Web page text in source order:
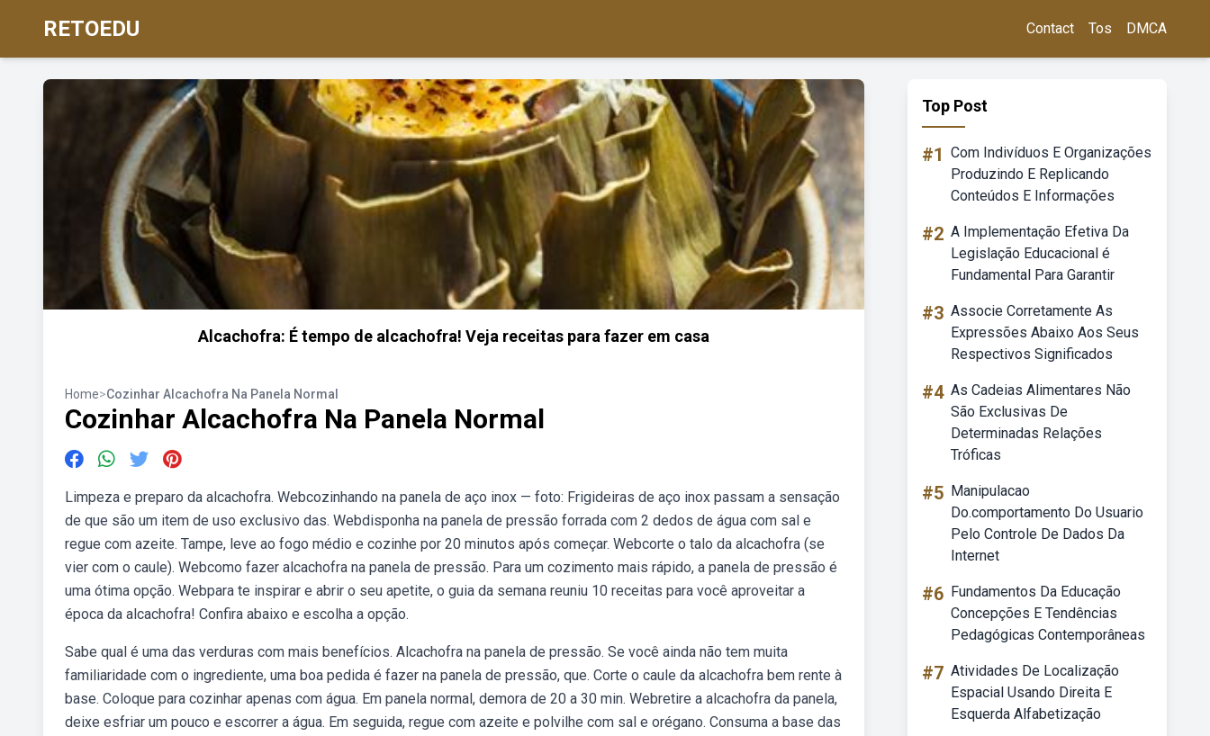
RETOEDU Contact Tos DMCA
Alcachofra: É tempo de alcachofra! Veja receitas para fazer em casa
Home>Cozinhar Alcachofra Na Panela Normal
Cozinhar Alcachofra Na Panela Normal
Limpeza e preparo da alcachofra. Webcozinhando na panela de aço inox — foto: Frigideiras de aço inox passam a sensação
de que são um item de uso exclusivo das. Webdisponha na panela de pressão forrada com 2 dedos de água com sal e
regue com azeite. Tampe, leve ao fogo médio e cozinhe por 20 minutos após começar. Webcorte o talo da alcachofra (se
vier com o caule). Webcomo fazer alcachofra na panela de pressão. Para um cozimento mais rápido, a panela de pressão é
uma ótima opção. Webpara te inspirar e abrir o seu apetite, o guia da semana reuniu 10 receitas para você aproveitar a
época da alcachofra! Confira abaixo e escolha a opção.
Sabe qual é uma das verduras com mais benefícios. Alcachofra na panela de pressão. Se você ainda não tem muita
familiaridade com o ingrediente, uma boa pedida é fazer na panela de pressão, que. Corte o caule da alcachofra bem rente à
base. Coloque para cozinhar apenas com água. Em panela normal, demora de 20 a 30 min. Webretire a alcachofra da panela,
deixe esfriar um pouco e escorrer a água. Em seguida, regue com azeite e polvilhe com sal e orégano. Consuma a base das
Top Post
#1 Com Indivíduos E Organizações
Produzindo E Replicando
Conteúdos E Informações
#2 A Implementação Efetiva Da
Legislação Educacional é
Fundamental Para Garantir
#3 Associe Corretamente As
Expressões Abaixo Aos Seus
Respectivos Significados
#4 As Cadeias Alimentares Não
São Exclusivas De
Determinadas Relações
Tróficas
#5 Manipulacao
Do.comportamento Do Usuario
Pelo Controle De Dados Da
Internet
#6 Fundamentos Da Educação
Concepções E Tendências
Pedagógicas Contemporâneas
#7 Atividades De Localização
Espacial Usando Direita E
Esquerda Alfabetização